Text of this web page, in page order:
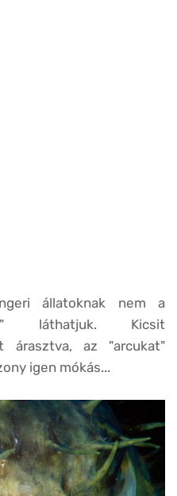
állatoknak nem a
láthatjuk. Kicsit
árasztva, az "arcukat"
igen mókás...